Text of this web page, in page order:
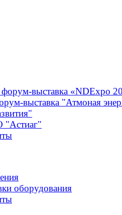
выставка «NDExpo
выставка "Атмоная
"Астиаг"
оборудования